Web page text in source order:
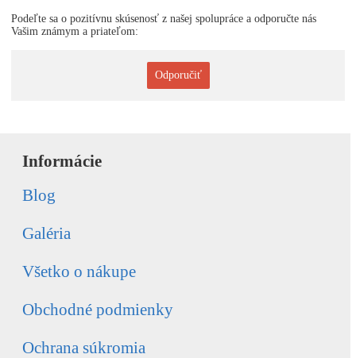
Podeľte sa o pozitívnu skúsenosť z našej spolupráce a odporučte nás
Vašim známym a priateľom:
Odporučiť
Informácie
Blog
Galéria
Všetko o nákupe
Obchodné podmienky
Ochrana súkromia